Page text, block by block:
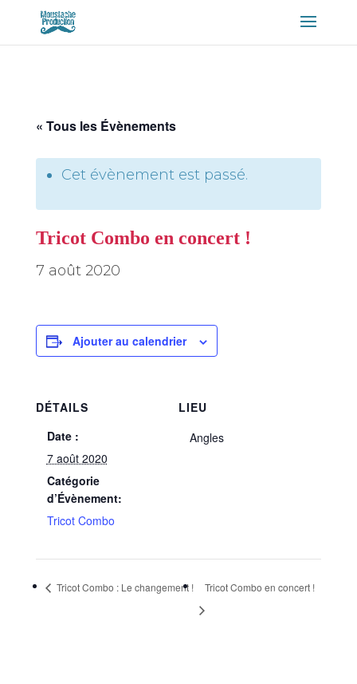
« Tous les Évènements
Cet évènement est passé.
Tricot Combo en concert !
7 août 2020
Ajouter au calendrier
DÉTAILS
Date :
7 août 2020
Catégorie
d’Évènement:
Tricot Combo
LIEU
Angles
Tricot Combo : Le changement ! Tricot Combo en concert !